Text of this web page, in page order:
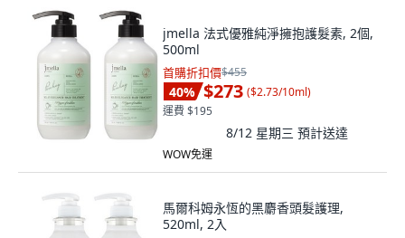
jmella 法式優雅純淨擁抱護髮素, 2個,
500ml
首購折扣價$455
40% $273 ($2.73/10ml)
運費 $195
8/12 星期三 預計送達
WOW免運
馬爾科姆永恆的黑麝香頭髮護理,
520ml, 2入